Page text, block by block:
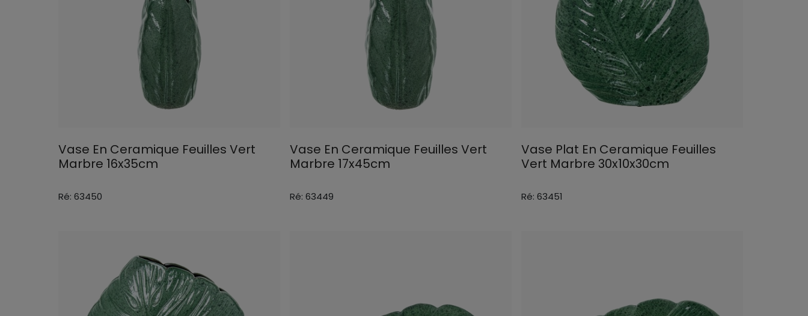
Vase En Ceramique Feuilles Vert
Marbre 16x35cm
Ré: 63450
Vase En Ceramique Feuilles Vert
Marbre 17x45cm
Ré: 63449
Vase Plat En Ceramique Feuilles
Vert Marbre 30x10x30cm
Ré: 63451